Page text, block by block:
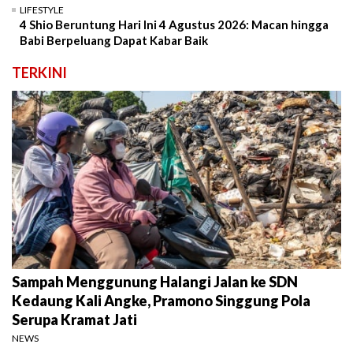
LIFESTYLE
4 Shio Beruntung Hari Ini 4 Agustus 2026: Macan hingga
Babi Berpeluang Dapat Kabar Baik
TERKINI
Sampah Menggunung Halangi Jalan ke SDN
Kedaung Kali Angke, Pramono Singgung Pola
Serupa Kramat Jati
NEWS